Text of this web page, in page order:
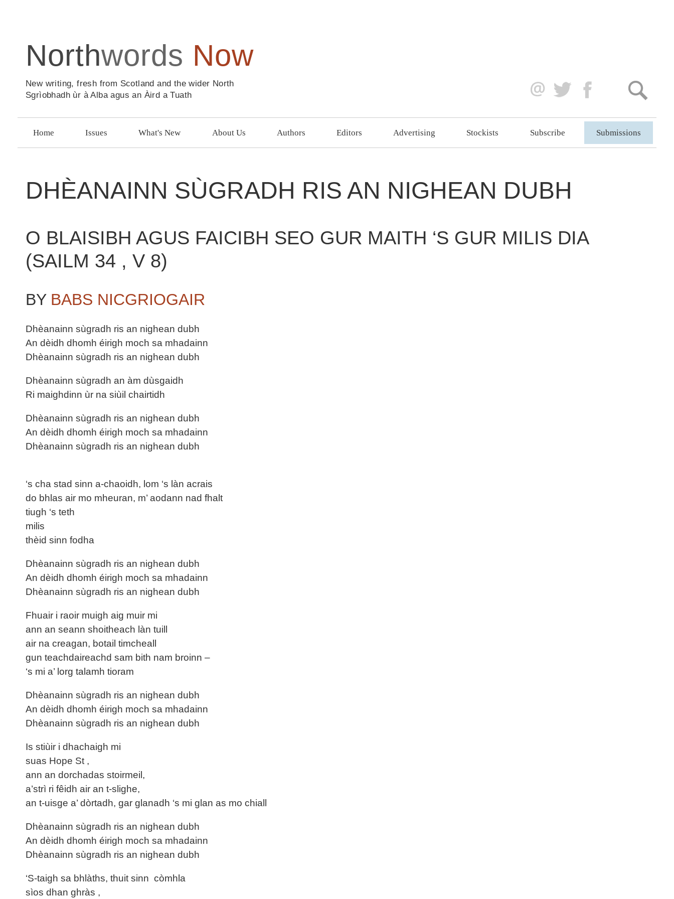
Northwords Now
New writing, fresh from Scotland and the wider North
Sgrìobhadh ùr à Alba agus an Àird a Tuath
Home Issues What's New About Us Authors Editors Advertising Stockists Subscribe Submissions
DHÈANAINN SÙGRADH RIS AN NIGHEAN DUBH
O BLAISIBH AGUS FAICIBH SEO GUR MAITH ‘S GUR MILIS DIA
(SAILM 34 , V 8)
BY BABS NICGRIOGAIR
Dhèanainn sùgradh ris an nighean dubh
An dèidh dhomh éirigh moch sa mhadainn
Dhèanainn sùgradh ris an nighean dubh
Dhèanainn sùgradh an àm dùsgaidh
Ri maighdinn ùr na siùil chairtidh
Dhèanainn sùgradh ris an nighean dubh
An dèidh dhomh éirigh moch sa mhadainn
Dhèanainn sùgradh ris an nighean dubh
‘s cha stad sinn a-chaoidh, lom ‘s làn acrais
do bhlas air mo mheuran, m’ aodann nad fhalt
tiugh ‘s teth
milis
thèid sinn fodha
Dhèanainn sùgradh ris an nighean dubh
An dèidh dhomh éirigh moch sa mhadainn
Dhèanainn sùgradh ris an nighean dubh
Fhuair i raoir muigh aig muir mi
ann an seann shoitheach làn tuill
air na creagan, botail timcheall
gun teachdaireachd sam bith nam broinn –
‘s mi a’ lorg talamh tioram
Dhèanainn sùgradh ris an nighean dubh
An dèidh dhomh éirigh moch sa mhadainn
Dhèanainn sùgradh ris an nighean dubh
Is stiùir i dhachaigh mi
suas Hope St ,
ann an dorchadas stoirmeil,
a’strì ri fêidh air an t-slighe,
an t-uisge a’ dòrtadh, gar glanadh ‘s mi glan as mo chiall
Dhèanainn sùgradh ris an nighean dubh
An dèidh dhomh éirigh moch sa mhadainn
Dhèanainn sùgradh ris an nighean dubh
‘S-taigh sa bhlàths, thuit sinn còmhla
sìos dhan ghràs ,